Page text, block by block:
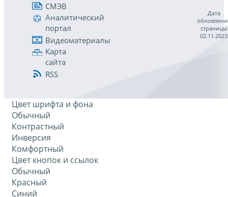
СМЭВ
Аналитический
портал
Видеоматериалы
Карта
сайта
RSS
Дата
страницы
02.11.2023
Цвет шрифта и фона
Обычный
Контрастный
Инверсия
Комфортный
Цвет кнопок и ссылок
Обычный
Красный
Синий